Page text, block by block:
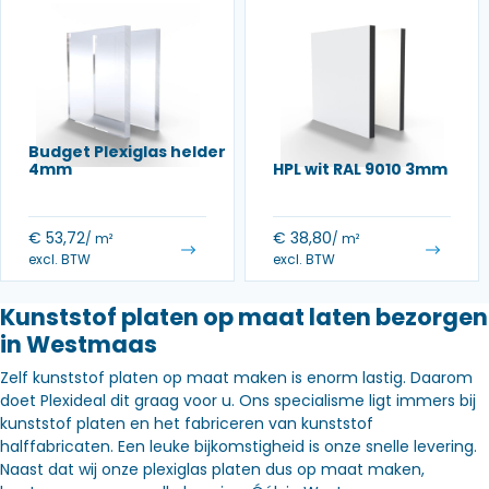
Budget Plexiglas helder
4mm
€ 53,72/ m²
excl. BTW
HPL wit RAL 9010 3mm
€ 38,80/ m²
excl. BTW
Kunststof platen op maat laten bezorgen
in Westmaas
Zelf kunststof platen op maat maken is enorm lastig. Daarom
doet Plexideal dit graag voor u. Ons specialisme ligt immers bij
kunststof platen en het fabriceren van kunststof
halffabricaten. Een leuke bijkomstigheid is onze snelle levering.
Naast dat wij onze plexiglas platen dus op maat maken,